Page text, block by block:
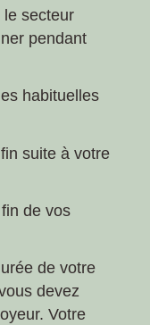
le secteur
pendant
habituelles
suite à votre
de vos
de votre
devez
Votre